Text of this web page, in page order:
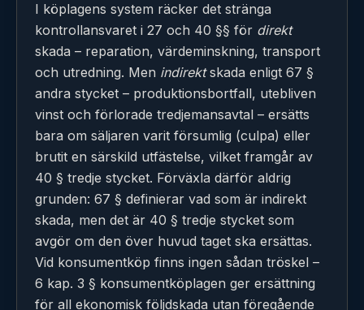
I köplagens system räcker det stränga
kontrollansvaret i 27 och 40 §§ för direkt
skada – reparation, värdeminskning, transport
och utredning. Men indirektskada enligt 67 §
andra stycket – produktionsbortfall, utebliven
vinst och förlorade tredjemansavtal – ersätts
bara om säljaren varit försumlig (culpa) eller
brutit en särskild utfästelse, vilket framgår av
40 § tredje stycket. Förväxla därför aldrig
grunden: 67 § definierar vad som är indirekt
skada, men det är 40 § tredje stycket som
avgör om den över huvud taget ska ersättas.
Vid konsumentköp finns ingen sådan tröskel –
6 kap. 3 § konsumentköplagen ger ersättning
för all ekonomisk följdskada utan föregående